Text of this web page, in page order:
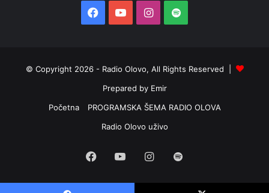
Facebook
YouTubeInstagram
Spotify
© Copyright 2026 - Radio Olovo, All Rights Reserved |
Prepared by Emir
Početna
PROGRAMSKA ŠEMA RADIO OLOVA
Radio Olovo uživo
Facebook
YouTubeInstagram
Spotify